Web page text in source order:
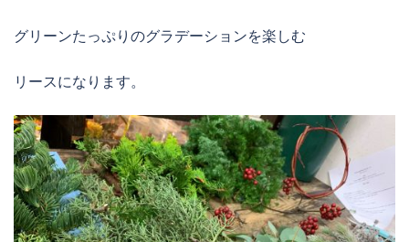
グリーンたっぷりのグラデーションを楽しむ
リースになります。